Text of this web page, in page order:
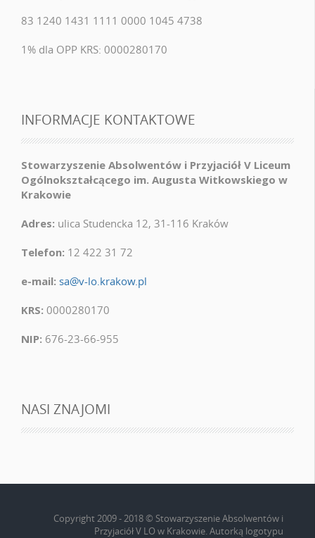
83 1240 1431 1111 0000 1045 4738
1% dla OPP KRS: 0000280170
INFORMACJE KONTAKTOWE
Stowarzyszenie Absolwentów i Przyjaciół V Liceum
Ogólnokształcącego im. Augusta Witkowskiego w
Krakowie
Adres: ulica Studencka 12, 31-116 Kraków
Telefon: 12 422 31 72
e-mail: sa@v-lo.krakow.pl
KRS: 0000280170
NIP: 676-23-66-955
NASI ZNAJOMI
Copyright 2009 - 2018 © Stowarzyszenie Absolwentów i
Przyjaciół V LO w Krakowie. Autorką logotypu